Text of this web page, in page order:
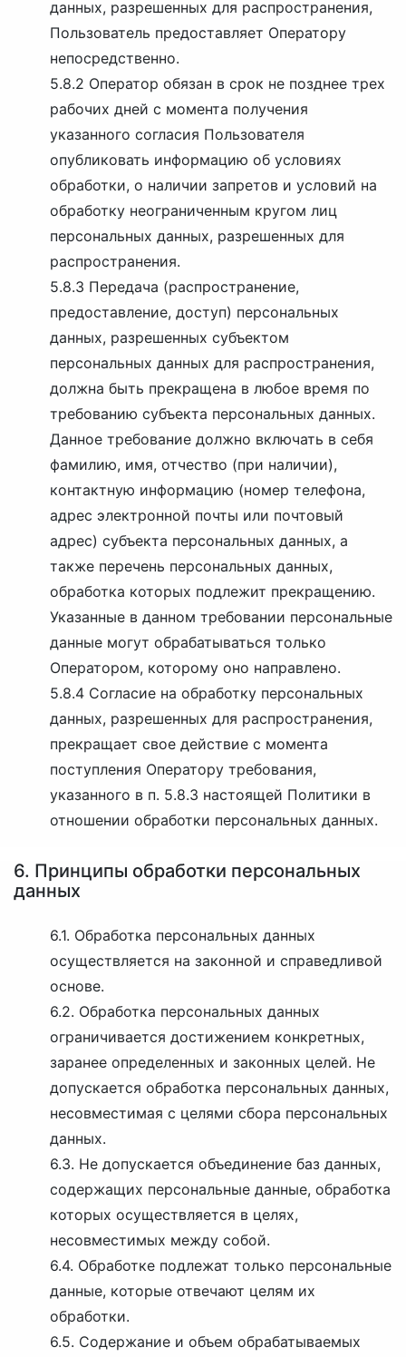
данных, разрешенных для распространения,
Пользователь предоставляет Оператору
непосредственно.
5.8.2 Оператор обязан в срок не позднее трех
рабочих дней с момента получения
указанного согласия Пользователя
опубликовать информацию об условиях
обработки, о наличии запретов и условий на
обработку неограниченным кругом лиц
персональных данных, разрешенных для
распространения.
5.8.3 Передача (распространение,
предоставление, доступ) персональных
данных, разрешенных субъектом
персональных данных для распространения,
должна быть прекращена в любое время по
требованию субъекта персональных данных.
Данное требование должно включать в себя
фамилию, имя, отчество (при наличии),
контактную информацию (номер телефона,
адрес электронной почты или почтовый
адрес) субъекта персональных данных, а
также перечень персональных данных,
обработка которых подлежит прекращению.
Указанные в данном требовании персональные
данные могут обрабатываться только
Оператором, которому оно направлено.
5.8.4 Согласие на обработку персональных
данных, разрешенных для распространения,
прекращает свое действие с момента
поступления Оператору требования,
указанного в п. 5.8.3 настоящей Политики в
отношении обработки персональных данных.
6. Принципы обработки персональных
данных
6.1. Обработка персональных данных
осуществляется на законной и справедливой
основе.
6.2. Обработка персональных данных
ограничивается достижением конкретных,
заранее определенных и законных целей. Не
допускается обработка персональных данных,
несовместимая с целями сбора персональных
данных.
6.3. Не допускается объединение баз данных,
содержащих персональные данные, обработка
которых осуществляется в целях,
несовместимых между собой.
6.4. Обработке подлежат только персональные
данные, которые отвечают целям их
обработки.
6.5. Содержание и объем обрабатываемых